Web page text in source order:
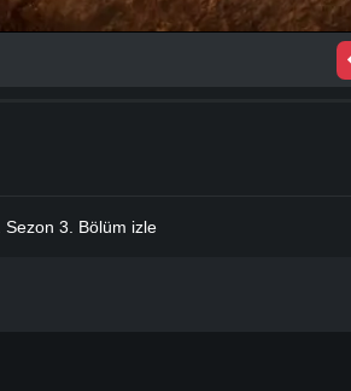
Sezon 3. Bölüm izle